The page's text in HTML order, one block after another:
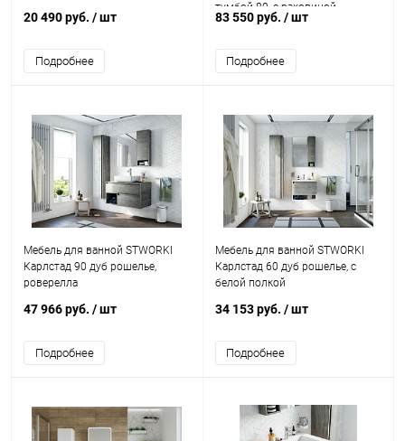
20 490 руб. / шт
Подробнее
тумбой 80, с раковиной
STWORKI Rotenburg 40 черной
83 550 руб. / шт
Подробнее
Мебель для ванной STWORKI
Карлстад 90 дуб рошелье,
роверелла
47 966 руб. / шт
Подробнее
Мебель для ванной STWORKI
Карлстад 60 дуб рошелье, с
белой полкой
34 153 руб. / шт
Подробнее